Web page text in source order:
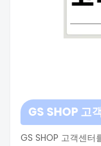
GS SHOP 고
GS SHOP 고객센터